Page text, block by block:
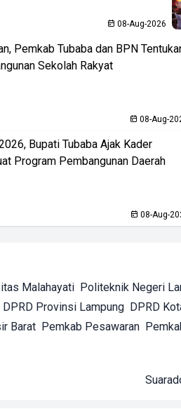
08-Aug-2026
Pemkab Tubaba dan BPN
Sekolah Rakyat
08-Aug-
Bupati Tubaba Ajak Kader
Program Pembangunan Daerah
08-Aug-
Malahayati Politeknik Negeri
DPRD Provinsi Lampung DPRD
Barat Pemkab Pesawaran